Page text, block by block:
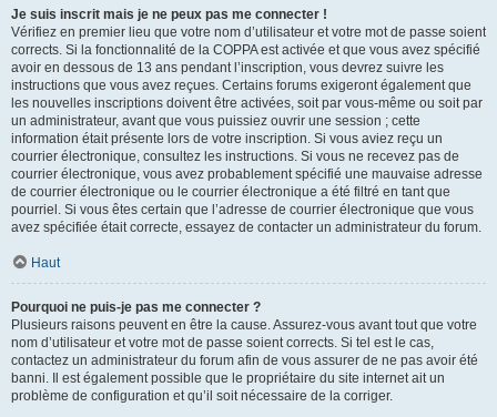
Je suis inscrit mais je ne peux pas me connecter !
Vérifiez en premier lieu que votre nom d’utilisateur et votre mot de passe soient
corrects. Si la fonctionnalité de la COPPA est activée et que vous avez spécifié
avoir en dessous de 13 ans pendant l’inscription, vous devrez suivre les
instructions que vous avez reçues. Certains forums exigeront également que
les nouvelles inscriptions doivent être activées, soit par vous-même ou soit par
un administrateur, avant que vous puissiez ouvrir une session ; cette
information était présente lors de votre inscription. Si vous aviez reçu un
courrier électronique, consultez les instructions. Si vous ne recevez pas de
courrier électronique, vous avez probablement spécifié une mauvaise adresse
de courrier électronique ou le courrier électronique a été filtré en tant que
pourriel. Si vous êtes certain que l’adresse de courrier électronique que vous
avez spécifiée était correcte, essayez de contacter un administrateur du forum.
Haut
Pourquoi ne puis-je pas me connecter ?
Plusieurs raisons peuvent en être la cause. Assurez-vous avant tout que votre
nom d’utilisateur et votre mot de passe soient corrects. Si tel est le cas,
contactez un administrateur du forum afin de vous assurer de ne pas avoir été
banni. Il est également possible que le propriétaire du site internet ait un
problème de configuration et qu’il soit nécessaire de la corriger.